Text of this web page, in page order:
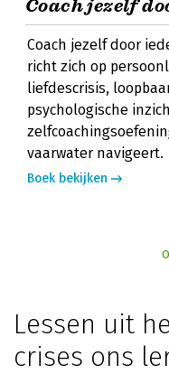
Coach jezelf
Coach jezelf door
richt zich op
liefdescrisis,
psychologische
vaarwater navigeert.
Boek bekijken
Lessen uit
crises ons